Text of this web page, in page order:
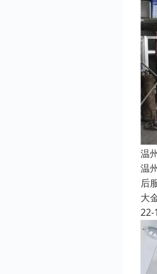
温
温
后
大
22-